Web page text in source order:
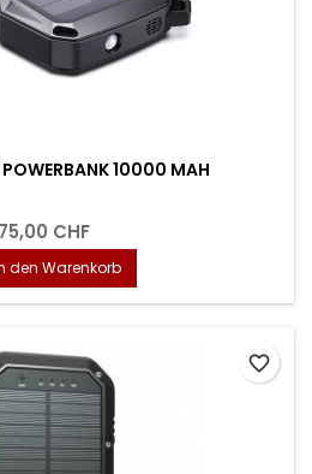
POWERBANK 10000 MAH
75,00 CHF
den Warenkorb
favorite_border